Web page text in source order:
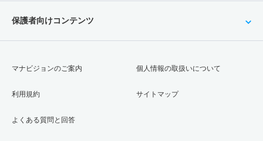
保護者向けコンテンツ
マナビジョンのご案内
利用規約
よくある質問と回答
個人情報の取扱いについて
サイトマップ